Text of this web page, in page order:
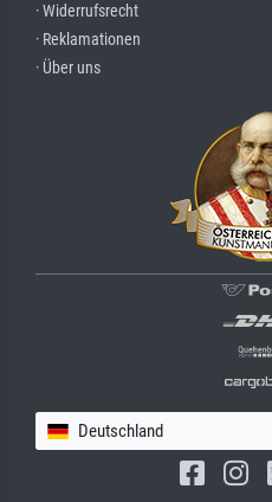
· Widerrufsrecht
· Reklamationen
· Über uns
Deutschland